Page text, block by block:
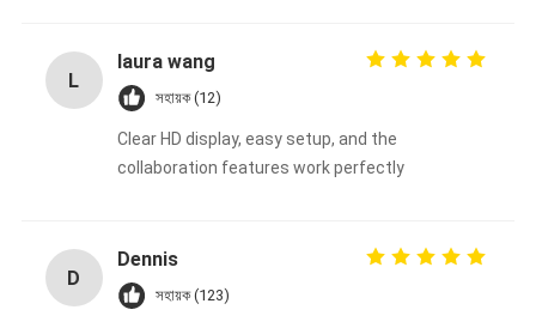
L
laura wang
সহায়ক (12)
Clear HD display, easy setup, and the
collaboration features work perfectly
D
Dennis
সহায়ক (123)